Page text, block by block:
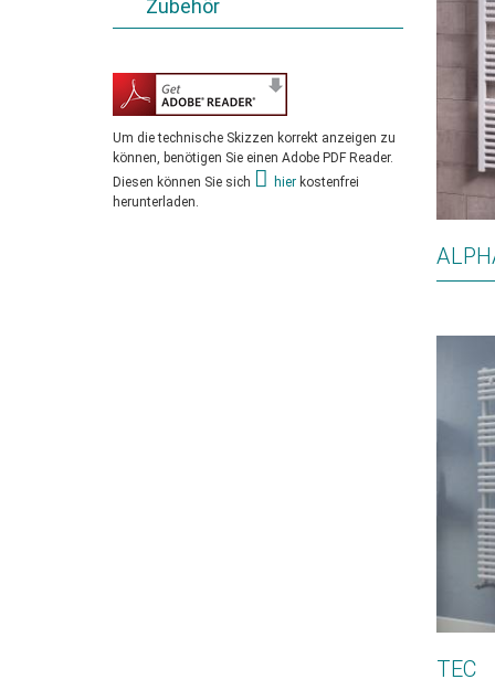
Zubehör
Um die technische Skizzen korrekt anzeigen zu
können, benötigen Sie einen Adobe PDF Reader.
Diesen können Sie sich
hier kostenfrei
herunterladen.
TEC